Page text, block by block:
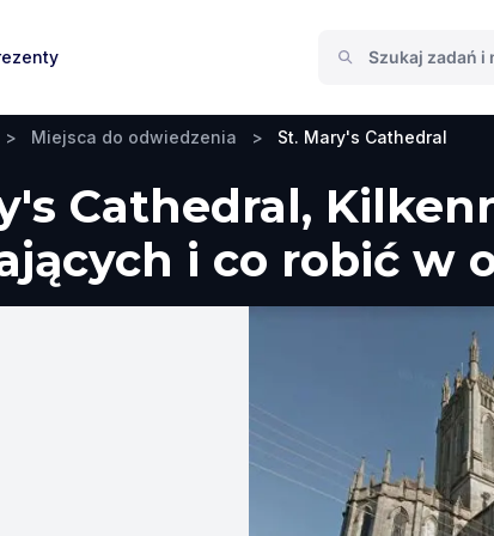
> Miejsca do odwiedzenia > St. Mary's Cathedral
Cathedral,
i co robić w